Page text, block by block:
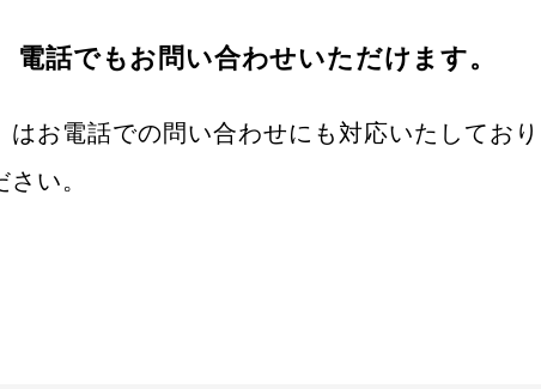
電話でもお問い合わせいただけます。
お電話での問い合わせにも対応いたしており
い。